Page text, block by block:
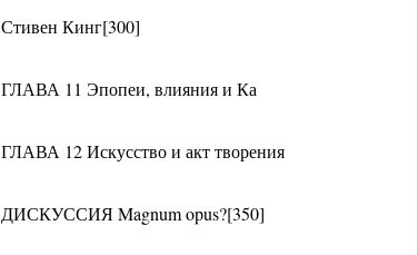
Стивен Кинг[300]
ГЛАВА 11 Эпопеи, влияния и Ка
ГЛАВА 12 Искусство и акт творения
ДИСКУССИЯ Magnum opus?[350]